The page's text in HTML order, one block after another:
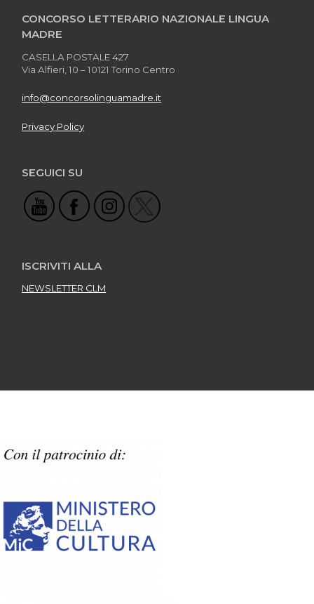
CONCORSO LETTERARIO NAZIONALE LINGUA
MADRE
CASELLA POSTALE 427
Via Alfieri, 10 – 10121 Torino Centro
info@concorsolinguamadre.it
Privacy Policy
SEGUICI SU
ISCRIVITI ALLA
NEWSLETTER CLM